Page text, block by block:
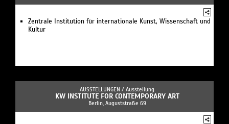
Zentrale Institution für internationale Kunst, Wissenschaft und
Kultur
AUSSTELLUNGEN / Ausstellung
KW INSTITUTE FOR CONTEMPORARY ART
Berlin, Auguststraße 69